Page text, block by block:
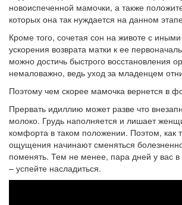
новоиспеченной мамочки, а также
которых она так нуждается на данном
Кроме того, сочетая сон на животе с
ускорения возврата матки к ее
можно достичь быстрого восстановления
немаловажно, ведь уход за младенцем
Поэтому чем скорее мамочка вернется в
Прервать идиллию может разве что
молоко. Грудь наполняется и лишает
комфорта в таком положении. Поэтом, как
ощущения начинают сменяться
поменять. Тем не менее, пара дней у вас в
– успейте насладиться.